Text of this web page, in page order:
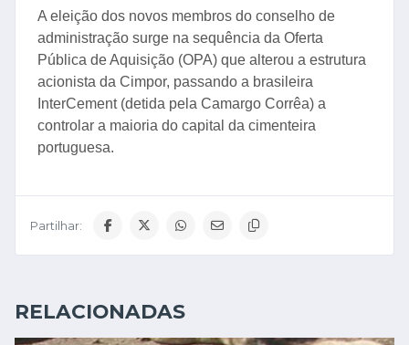
A eleição dos novos membros do conselho de
administração surge na sequência da Oferta
Pública de Aquisição (OPA) que alterou a estrutura
acionista da Cimpor, passando a brasileira
InterCement (detida pela Camargo Corrêa) a
controlar a maioria do capital da cimenteira
portuguesa.
Partilhar:
RELACIONADAS